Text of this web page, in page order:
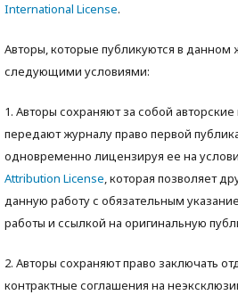
International License.
Авторы, которые публикуются в данном
следующими условиями:
1. Авторы сохраняют за собой авторские
передают журналу право первой
одновременно лицензируя ее на
Attribution License, которая позволяет
данную работу с обязательным
работы и ссылкой на оригинальную
2. Авторы сохраняют право заключать
контрактные соглашения на